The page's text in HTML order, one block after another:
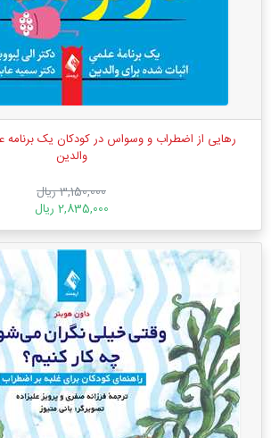
رهایی از اضطراب و وسواس در کودکان یک برنامه
والدین
3,150,000 ریال
2,835,000 ریال